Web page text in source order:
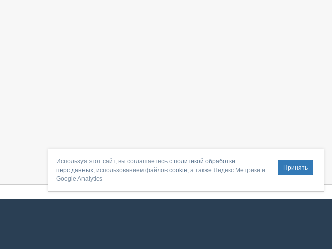
Принять
Используя этот сайт, вы соглашаетесь с политикой обработки
перс.данных, использованием файлов cookie, а также Яндекс.Метрики и
Google Analytics